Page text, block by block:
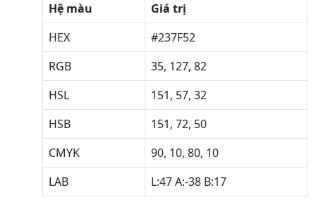
Hệ màu
Giá trị
HEX
#237F52
RGB
35, 127, 82
HSL
151, 57, 32
HSB
151, 72, 50
CMYK
90, 10, 80, 10
LAB
L:47 A:-38 B:17